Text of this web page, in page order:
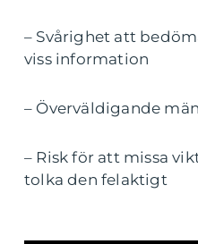
– Svårighet att
viss information
– Överväldigande
– Risk för att missa
tolka den felaktigt